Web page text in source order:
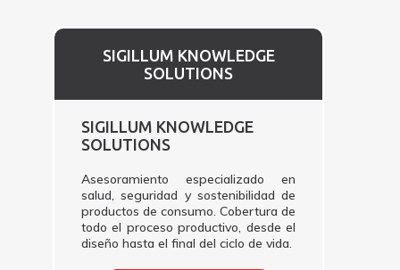
SIGILLUM KNOWLEDGE
SOLUTIONS
SIGILLUM KNOWLEDGE
SOLUTIONS
Asesoramiento especializado en
salud, seguridad y sostenibilidad de
productos de consumo. Cobertura de
todo el proceso productivo, desde el
diseño hasta el final del ciclo de vida.